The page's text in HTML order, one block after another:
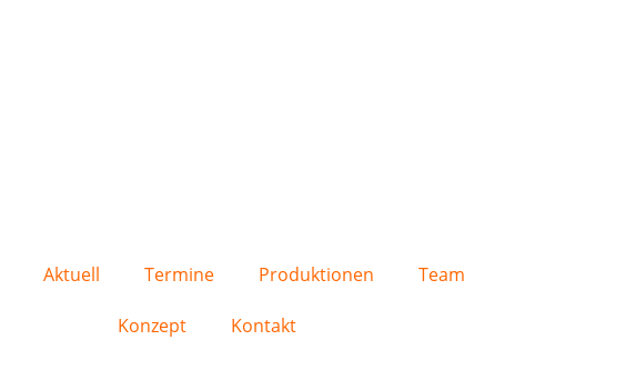
Aktuell Termine Produktionen Team
Konzept Kontakt